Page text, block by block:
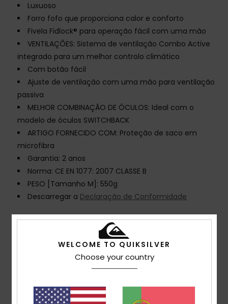
Luxuoso
Forro fofo que proporciona calor e conforto
Fivela Fidlock® para operação fácil com uma mão
VENTILAÇÕES: Sistema de ventilação Combo Active
integrado para um melhor controlo climático
Com botão fácil
Ajuste de ventilação com uma mão para ventilação
passiva
MELHOR COMBINAÇÃO DE ÓCULOS: Ideal com o
modelo de óculos SWITCHBACK
ARTIGO FORNECIDO COM: Proteção de saco em
microfibra
Garantia: 2 anos
Norma: CE EN 1077: 2007 CLASSE B
PESO [Tamanho M]: 550g
Descarregar a Declaração de Conformidade
Composição[Tecido principal] 100% plástico
Envio& Devoluciones
WELCOME TO QUIKSILVER
Choose your country